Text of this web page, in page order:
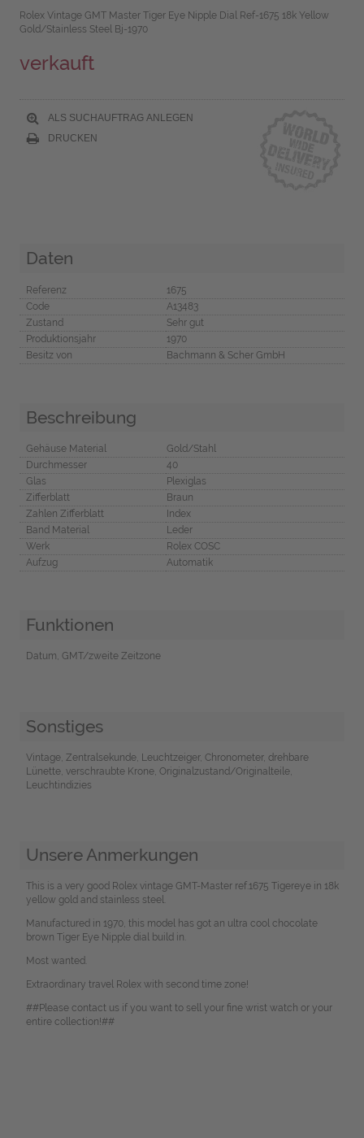
Rolex Vintage GMT Master Tiger Eye Nipple Dial Ref-1675 18k Yellow
Gold/Stainless Steel Bj-1970
verkauft
ALS SUCHAUFTRAG ANLEGEN
DRUCKEN
Daten
Referenz
1675
Code
A13483
Zustand
Sehr gut
Produktionsjahr
1970
Besitz von
Bachmann & Scher GmbH
Beschreibung
Gehäuse Material
Gold/Stahl
Durchmesser
40
Glas
Plexiglas
Zifferblatt
Braun
Zahlen Zifferblatt
Index
Band Material
Leder
Werk
Rolex COSC
Aufzug
Automatik
Funktionen
Datum, GMT/zweite Zeitzone
Sonstiges
Vintage, Zentralsekunde, Leuchtzeiger, Chronometer, drehbare
Lünette, verschraubte Krone, Originalzustand/Originalteile,
Leuchtindizies
Unsere Anmerkungen
This is a very good Rolex vintage GMT-Master ref.1675 Tigereye in 18k
yellow gold and stainless steel.
Manufactured in 1970, this model has got an ultra cool chocolate
brown Tiger Eye Nipple dial build in.
Most wanted.
Extraordinary travel Rolex with second time zone!
##Please contact us if you want to sell your fine wrist watch or your
entire collection!##